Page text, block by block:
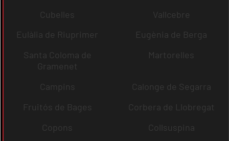
Cubelles
Vallcebre
Eulàlia de Riuprimer
Eugènia de Berga
Santa Coloma de
Gramenet
Martorelles
Campins
Calonge de Segarra
Fruitós de Bages
Corbera de Llobregat
Copons
Collsuspina